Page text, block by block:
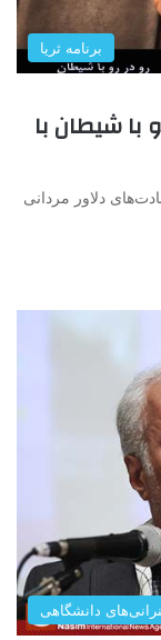
برنامه ثریا
شیطان با
دلاور مردانی
دانشگاهی